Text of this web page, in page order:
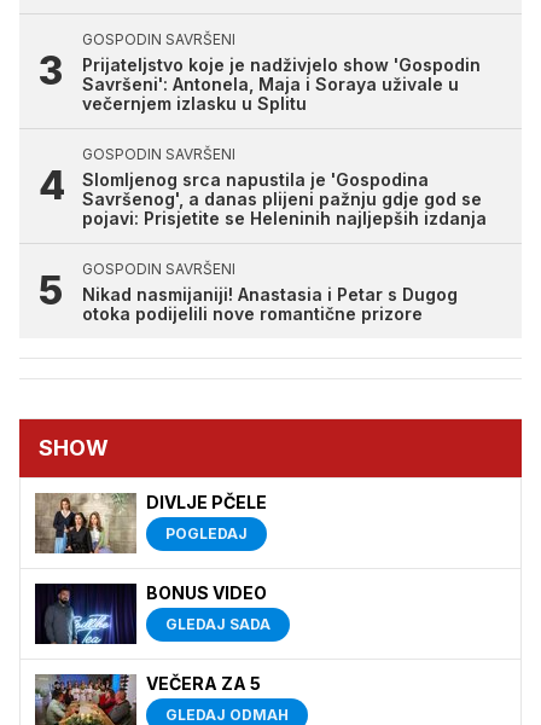
GOSPODIN SAVRŠENI
Prijateljstvo koje je nadživjelo show 'Gospodin
Savršeni': Antonela, Maja i Soraya uživale u
večernjem izlasku u Splitu
GOSPODIN SAVRŠENI
Slomljenog srca napustila je 'Gospodina
Savršenog', a danas plijeni pažnju gdje god se
pojavi: Prisjetite se Heleninih najljepših izdanja
GOSPODIN SAVRŠENI
Nikad nasmijaniji! Anastasia i Petar s Dugog
otoka podijelili nove romantične prizore
SHOW
DIVLJE PČELE
POGLEDAJ
BONUS VIDEO
GLEDAJ SADA
VEČERA ZA 5
GLEDAJ ODMAH